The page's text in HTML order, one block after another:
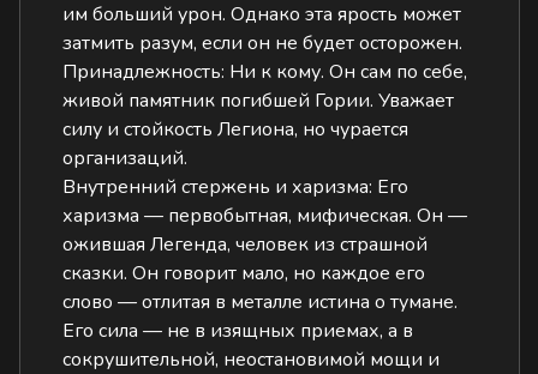
им больший урон. Однако эта ярость может
затмить разум, если он не будет осторожен.
Принадлежность: Ни к кому. Он сам по себе,
живой памятник погибшей Гории. Уважает
силу и стойкость Легиона, но чурается
организаций.
Внутренний стержень и харизма: Его
харизма — первобытная, мифическая. Он —
ожившая Легенда, человек из страшной
сказки. Он говорит мало, но каждое его
слово — отлитая в металле истина о тумане.
Его сила — не в изящных приемах, а в
сокрушительной, неостановимой мощи и